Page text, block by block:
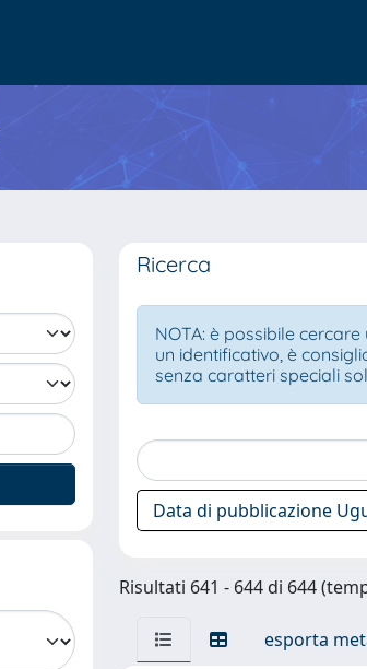
Ricerca
NOTA: è possibile
un identificativo, è
senza caratteri speciali
Data di pubblicazione
Risultati 641 - 644 di 644
esporta